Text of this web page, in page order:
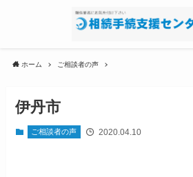
ホーム ご相談者の声
伊丹市
ご相談者の声 2020.04.10